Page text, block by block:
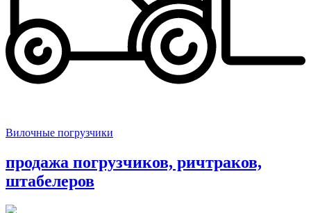
Вилочные погрузчики
продажа погрузчиков, ричтраков,
штабелеров